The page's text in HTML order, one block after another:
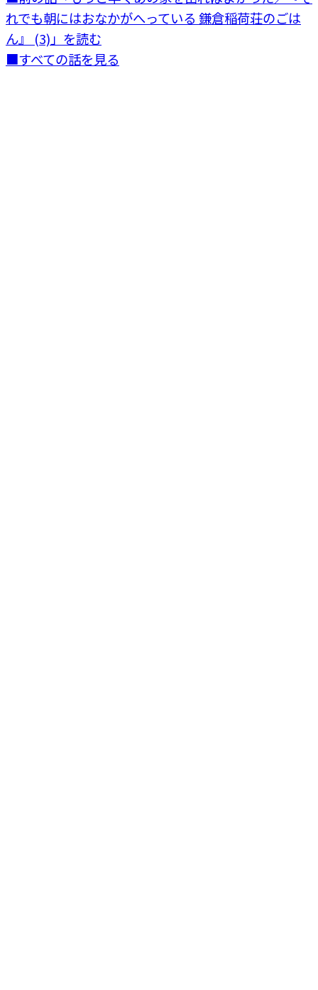
れでも朝にはおなかがへっている 鎌倉稲荷荘のごは
ん』 (3)」を読む
■すべての話を見る